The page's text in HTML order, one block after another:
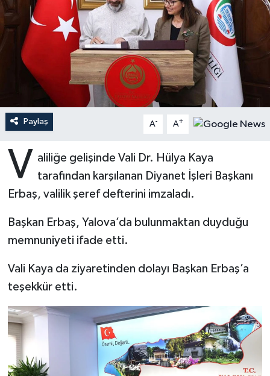
Paylaş A- A+
V aliliğe gelişinde Vali Dr. Hülya Kaya
tarafından karşılanan Diyanet İşleri Başkanı
Erbaş, valilik şeref defterini imzaladı.
Başkan Erbaş, Yalova’da bulunmaktan duyduğu
memnuniyeti ifade etti.
Vali Kaya da ziyaretinden dolayı Başkan Erbaş’a
teşekkür etti.
Ardahan Müftülüğü
Artvin Müftülüğü
Aydın Müftülüğü
Balıkesir Müftülüğü
Batman Müftülüğü
Bilecik Müftülüğü
Bingöl Müftülüğü
Bolu Müftülüğü
Burdur Müftülüğü
Kudüs
Mukabele
Peygamberimizin Hayatı
Sahabeler
Hutbeler
DİYANET AKADEMİ
DİYANET GENÇLİK
DİYANET RADYO/TV
Dünya
Kültür-Sanat
Aile
Ekonomi